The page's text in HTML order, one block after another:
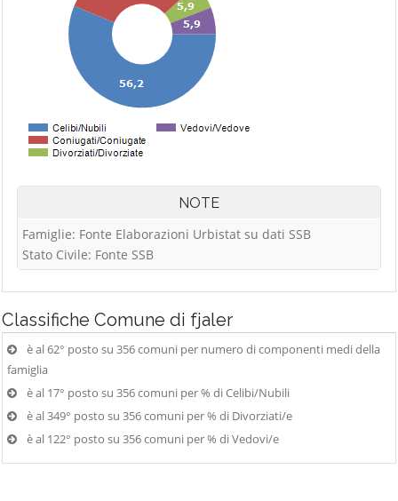
NOTE
Famiglie: Fonte Elaborazioni Urbistat su dati SSB
Stato Civile: Fonte SSB
Classifiche Comune di fjaler
è al 62° posto su 356 comuni per numero di componenti medi della
famiglia
è al 17° posto su 356 comuni per % di Celibi/Nubili
è al 349° posto su 356 comuni per % di Divorziati/e
è al 122° posto su 356 comuni per % di Vedovi/e